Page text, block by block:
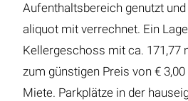
Aufenthaltsbereich genutzt
aliquot mit verrechnet. Ein
Kellergeschoss mit ca. 171,77
zum günstigen Preis von €
Miete. Parkplätze in der